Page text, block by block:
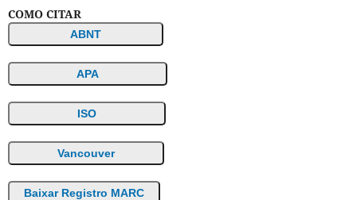
COMO CITAR
ABNT
APA
ISO
Vancouver
Baixar Registro MARC